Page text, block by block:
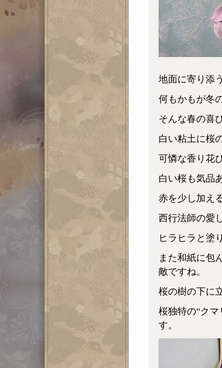
地面に寄り添
何もかもが冬
そんな春の喜
白い粘土に桜
可憐な香り花
白い桜も気品
赤を少し加え
西行法師の愛
ヒラヒラと塗
また和紙に包
敵ですね。
桜の樹の下に
桜独特の“ク
す。